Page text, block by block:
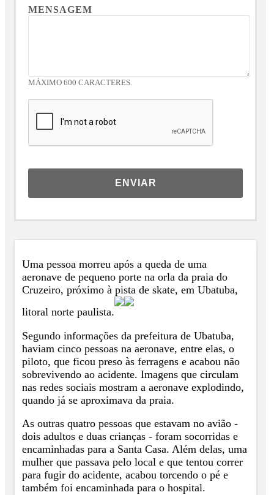
MENSAGEM
MÁXIMO 600 CARACTERES.
ENVIAR
Uma pessoa morreu após a queda de uma
aeronave de pequeno porte na orla da praia do
Cruzeiro, próximo à pista de skate, em Ubatuba,
litoral norte paulista.
Segundo informações da prefeitura de Ubatuba,
haviam cinco pessoas na aeronave, entre elas, o
piloto, que ficou preso às ferragens e acabou não
sobrevivendo ao acidente. Imagens que circulam
nas redes sociais mostram a aeronave explodindo,
quando já se aproximava da praia.
As outras quatro pessoas que estavam no avião -
dois adultos e duas crianças - foram socorridas e
encaminhadas para a Santa Casa. Além delas, uma
mulher que passava pelo local e que tentou correr
para fugir do acidente, acabou torcendo o pé e
também foi encaminhada para o hospital.